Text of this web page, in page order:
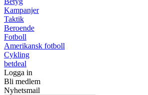
Kampanjer
Taktik
Beroende
Fotboll
Amerikansk fotboll
Cykling
betdeal
Logga in
Bli medlem
Nyhetsmail